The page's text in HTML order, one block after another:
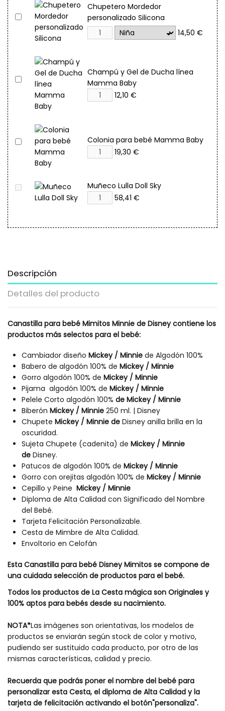
Chupetero Mordedor
personalizado Silicona
14,50 €
Champú y Gel de Ducha línea
Mamma Baby
12,10 €
Colonia para bebé Mamma Baby
19,30 €
Muñeco Lulla Doll Sky
58,41 €
Descripción
Detalles del producto
Canastilla para bebé Mimitos Minnie de Disney contiene los
productos más selectos para el bebé:
Cambiador diseño Mickey / Minnie de Algodón 100%
Babero de algodón 100% de Mickey / Minnie
Gorro algodón 100% de Mickey / Minnie
Pijama algodón 100% de Mickey / Minnie
Pelele Corto algodón 100% de Mickey / Minnie
Biberón Mickey / Minnie 250 ml. | Disney
Chupete Mickey / Minnie de Disney anilla brilla en la
oscuridad.
Sujeta Chupete (cadenita) de Mickey / Minnie
de Disney.
Patucos de algodón 100% de Mickey / Minnie
Gorro con orejitas algodón 100% de Mickey / Minnie
Cepillo y Peine Mickey / Minnie
Diploma de Alta Calidad con Significado del Nombre
del Bebé.
Tarjeta Felicitación Personalizable.
Cesta de Mimbre de Alta Calidad.
Envoltorio en Celofán
Esta Canastilla para bebé Disney Mimitos se compone de
una cuidada selección de productos para el bebé.
Todos los productos de La Cesta mágica son Originales y
100% aptos para bebés desde su nacimiento.
NOTA*Las imágenes son orientativas, los modelos de
productos se enviarán según stock de color y motivo,
pudiendo ser sustituido cada producto, por otro de las
mismas características, calidad y precio.
Recuerda que podrás poner el nombre del bebé para
personalizar esta Cesta, el diploma de Alta Calidad y la
tarjeta de felicitación activando el botón"personaliza".